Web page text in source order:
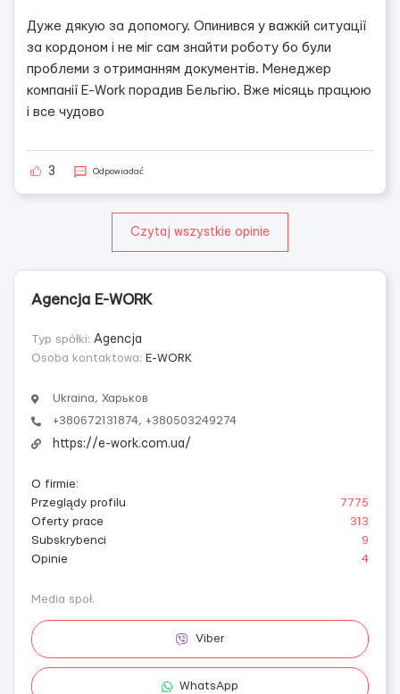
Дуже дякую за допомогу. Опинився у важкій ситуації
за кордоном і не міг сам знайти роботу бо були
проблеми з отриманням документів. Менеджер
компанії E-Work порадив Бельгію. Вже місяць працюю
і все чудово
3 Odpowiadać
Czytaj wszystkie opinie
Agencja E-WORK
Typ spółki: Agencja
Osoba kontaktowa: E-WORK
Ukraina, Харьков
+380672131874, +380503249274
https://e-work.com.ua/
O firmie:
Przeglądy profilu
7775
Oferty prace
313
Subskrybenci
9
Opinie
4
Media społ.
Viber
WhatsApp